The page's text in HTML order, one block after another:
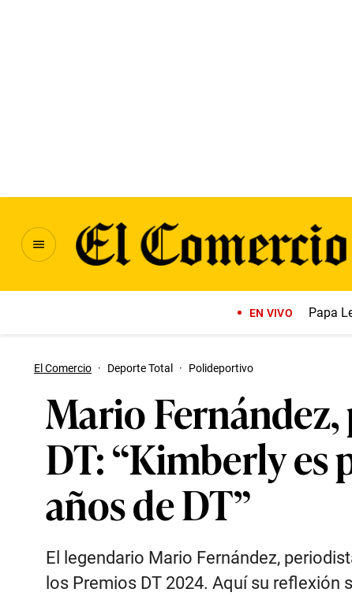
EN VIVO Papa
El Comercio · Deporte Total · Polideportivo
Mario
DT: “Kimberly
años de DT”
El legendario Mario Fernández,
los Premios DT 2024. Aquí su reflexión